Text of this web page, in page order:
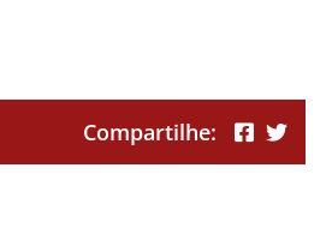
Compartilhe: